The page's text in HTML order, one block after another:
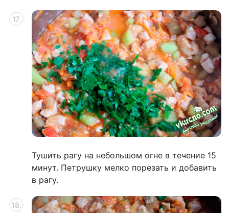
Тушить рагу на небольшом огне в течение 15
минут. Петрушку мелко порезать и добавить
в рагу.